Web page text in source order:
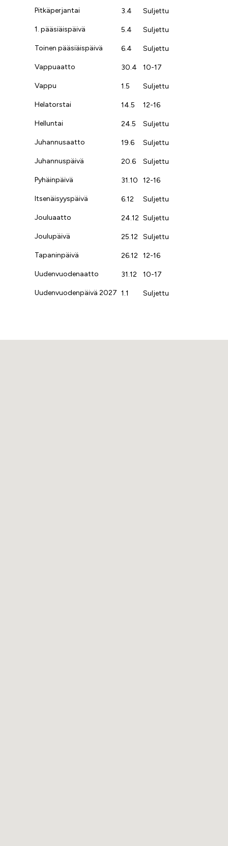
Pitkäperjantai 3.4 Suljettu
1. pääsiäispäivä 5.4 Suljettu
Toinen pääsiäispäivä 6.4 Suljettu
Vappuaatto 30.4 10-17
Vappu 1.5 Suljettu
Helatorstai 14.5 12-16
Helluntai 24.5 Suljettu
Juhannusaatto 19.6 Suljettu
Juhannuspäivä 20.6 Suljettu
Pyhäinpäivä 31.10 12-16
Itsenäisyyspäivä 6.12 Suljettu
Jouluaatto 24.12 Suljettu
Joulupäivä 25.12 Suljettu
Tapaninpäivä 26.12 12-16
Uudenvuodenaatto 31.12 10-17
Uudenvuodenpäivä 2027 1.1 Suljettu